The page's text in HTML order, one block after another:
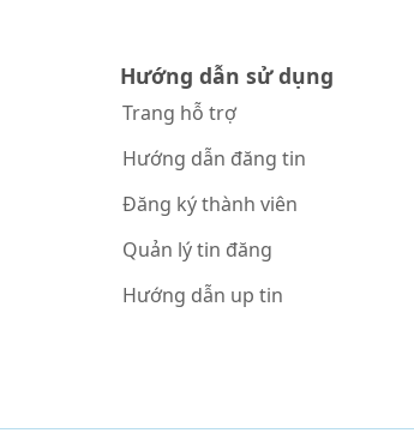
Hướng dẫn sử dụng
Trang hỗ trợ
Hướng dẫn đăng tin
Đăng ký thành viên
Quản lý tin đăng
Hướng dẫn up tin